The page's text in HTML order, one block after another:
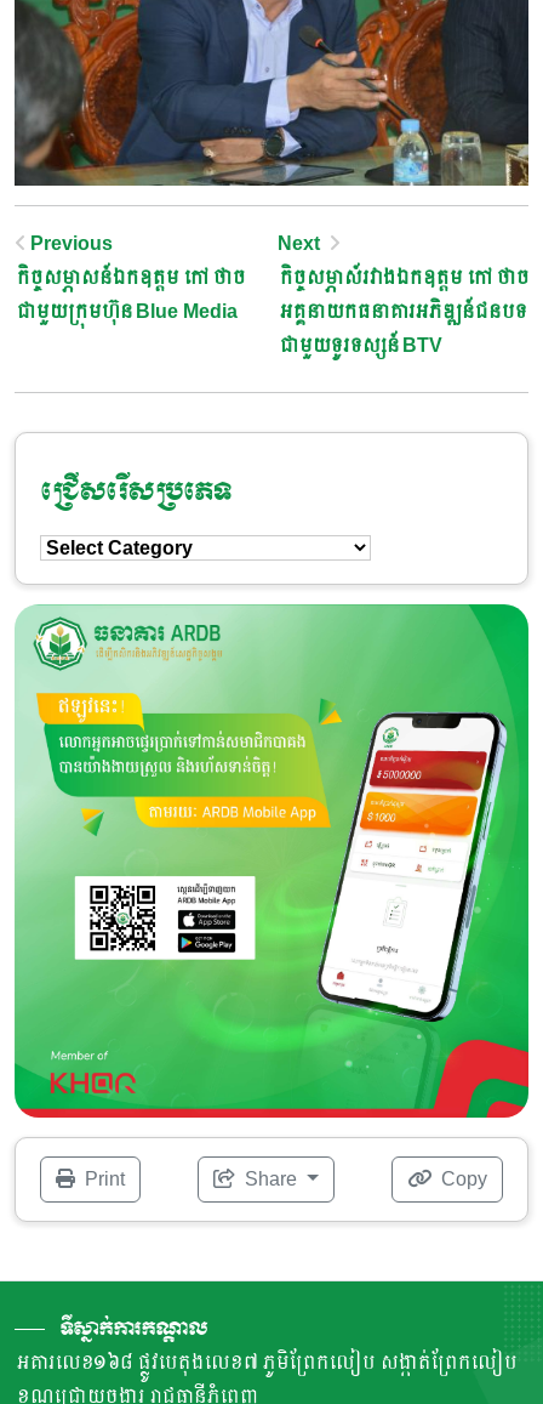
Post
Navigation
Previous
កិច្ចសម្ភាសន៍ឯកឧត្តម កៅ ថាច
ជាមួយក្រុមហ៊ុន Blue Media
Next
កិច្ចសម្ភាស៍រវាងឯកឧត្តម កៅ ថាច
អគ្គនាយកធនាគារអភិឌ្ឍន៍ជនបទ
ជាមួយទូរទស្សន៍ BTV
ជ្រើសរើសប្រភេទ
ជ្រើសរើស
ប្រភេទ
Print Share Copy
ទីស្នាក់ការកណ្តាល
អគារលេខ១៦៨ ផ្លូវបេតុងលេខ៧ ភូមិព្រែកលៀប សង្កាត់ព្រែកលៀប
ខណ្ឌជ្រោយចង្វារ រាជធានីភ្នំពេញ